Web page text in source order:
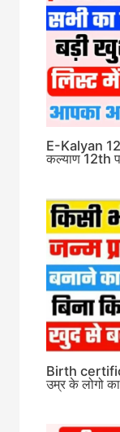
E-Kalyan
कल्याण 12th
Birth
उम्र के लोगो